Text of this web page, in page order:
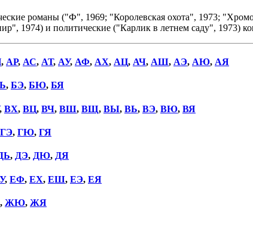
романы ("Ф", 1969; "Королевская охота", 1973;
1974) и политические ("Карлик в летнем саду", 1973)
, АР, АС, АТ, АУ, АФ, АХ, АЦ, АЧ, АШ, АЭ, АЮ, АЯ
, БЭ, БЮ, БЯ
, ВХ, ВЦ, ВЧ, ВШ, ВЩ, ВЫ, ВЬ, ВЭ, ВЮ, ВЯ
ГЭ, ГЮ, ГЯ
, ДЭ, ДЮ, ДЯ
, ЕФ, ЕХ, ЕШ, ЕЭ, ЕЯ
, ЖЮ, ЖЯ